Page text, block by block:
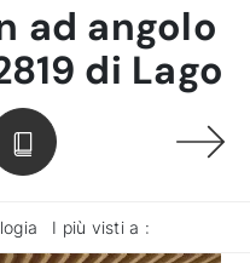
ad angolo
di Lago
I più visti a :